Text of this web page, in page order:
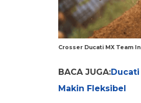
Crosser Ducati MX Team
BACA JUGA:
Makin Fleksibel